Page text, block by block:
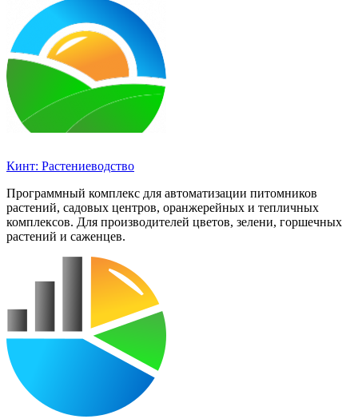
Кинт: Растениеводство
Программный комплекс для автоматизации питомников
растений, садовых центров, оранжерейных и тепличных
комплексов. Для производителей цветов, зелени, горшечных
растений и саженцев.